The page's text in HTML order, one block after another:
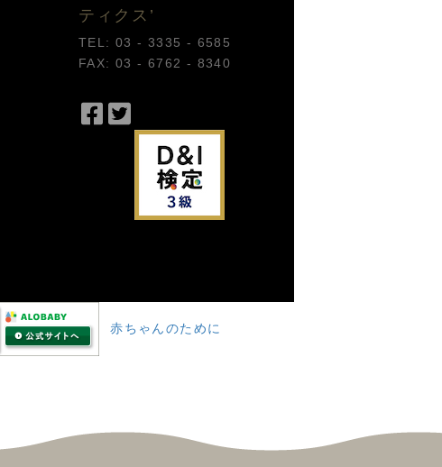
ティクス’
TEL: 03 - 3335 - 6585
FAX: 03 - 6762 - 8340
Facebook
で
赤ちゃんのために